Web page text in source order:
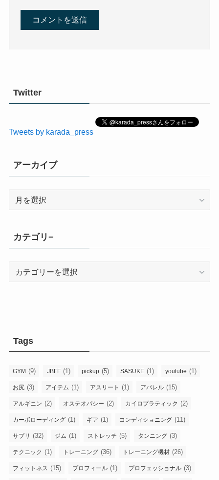
Twitter
Tweets by karada_press
アーカイブ
ブ
カテゴリ−
Tags
GYM (9) JBFF (1) pickup (5) SASUKE (1) youtube (1)
お尻 (3) アイテム (1) アスリート (1) アパレル (15)
アルギニン (2) オステオパシー (2) カイロプラティック (2)
カーボローディング (1) ギア (1) コンディショニング (11)
サプリ (32) ジム (1) ストレッチ (5) タンニング (3)
テクニック (1) トレーニング (36) トレーニング機材 (26)
フィットネス (15) プロフィール (1) プロフェッショナル (3)